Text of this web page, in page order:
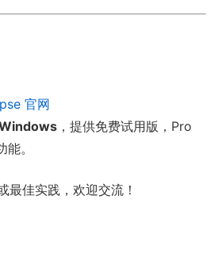
官网
，提供免费试用版，Pro
。
最佳实践，欢迎交流！